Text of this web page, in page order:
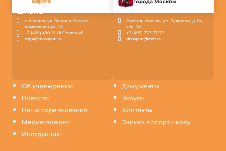
Об учреждении
Новости
Наши соревнования
Медиагалерея
Инструкции
Документы
Услуги
Контакты
Запись в спортшколу
АКАДЕМИЯ»
г. Москва, ул. Вилиса Лациса
домовладение 20;
+7 (495) 490-16-81 Основной
mga@mossport.ru
города Москвы
Россия, Москва, ул. Лужники, д. 24,
стр. 38
+7 (495) 777-77-77
depsport@mos.ru